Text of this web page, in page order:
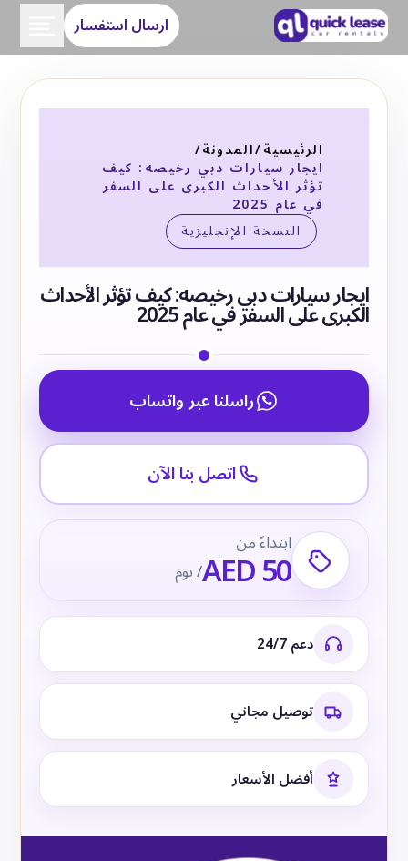
ارسال استفسار
الرئيسية/المدونة/
ايجار سيارات دبي رخيصه: كيف
تؤثر الأحداث الكبرى على السفر
في عام 2025
النسخة الإنجليزية
ايجار سيارات دبي رخيصه: كيف تؤثر الأحداث
الكبرى على السفر في عام 2025
راسلنا عبر واتساب
اتصل بنا الآن
ابتداءً من
AED 50/ يوم
دعم 24/7
توصيل مجاني
أفضل الأسعار